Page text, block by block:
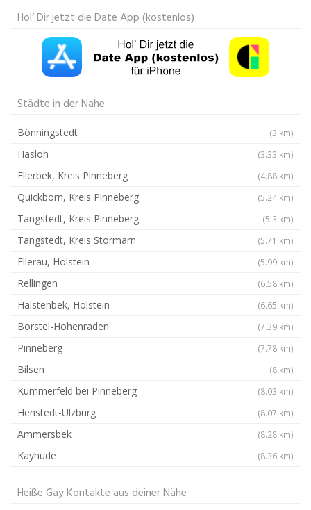
Hol‘ Dir jetzt die Date App (kostenlos)
Städte in der Nähe
Bönningstedt (3 km)
Hasloh (3.33 km)
Ellerbek, Kreis Pinneberg (4.88 km)
Quickborn, Kreis Pinneberg (5.24 km)
Tangstedt, Kreis Pinneberg (5.3 km)
Tangstedt, Kreis Stormarn (5.71 km)
Ellerau, Holstein (5.99 km)
Rellingen (6.58 km)
Halstenbek, Holstein (6.65 km)
Borstel-Hohenraden (7.39 km)
Pinneberg (7.78 km)
Bilsen (8 km)
Kummerfeld bei Pinneberg (8.03 km)
Henstedt-Ulzburg (8.07 km)
Ammersbek (8.28 km)
Kayhude (8.36 km)
Heiße Gay Kontakte aus deiner Nähe